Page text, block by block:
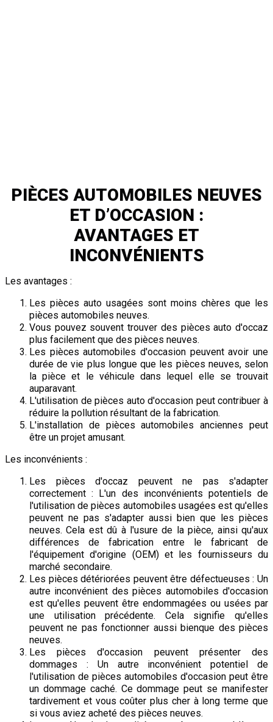
PIÈCES AUTOMOBILES NEUVES
ET D’OCCASION :
AVANTAGES ET
INCONVÉNIENTS
Les avantages :
Les pièces auto usagées sont moins chères que les
pièces automobiles neuves.
Vous pouvez souvent trouver des pièces auto d'occaz
plus facilement que des pièces neuves.
Les pièces automobiles d'occasion peuvent avoir une
durée de vie plus longue que les pièces neuves, selon
la pièce et le véhicule dans lequel elle se trouvait
auparavant.
L'utilisation de pièces auto d'occasion peut contribuer à
réduire la pollution résultant de la fabrication.
L'installation de pièces automobiles anciennes peut
être un projet amusant.
Les inconvénients :
Les pièces d'occaz peuvent ne pas s'adapter
correctement : L'un des inconvénients potentiels de
l'utilisation de pièces automobiles usagées est qu'elles
peuvent ne pas s'adapter aussi bien que les pièces
neuves. Cela est dû à l'usure de la pièce, ainsi qu'aux
différences de fabrication entre le fabricant de
l'équipement d'origine (OEM) et les fournisseurs du
marché secondaire.
Les pièces détériorées peuvent être défectueuses : Un
autre inconvénient des pièces automobiles d'occasion
est qu'elles peuvent être endommagées ou usées par
une utilisation précédente. Cela signifie qu'elles
peuvent ne pas fonctionner aussi bienque des pièces
neuves.
Les pièces d'occasion peuvent présenter des
dommages : Un autre inconvénient potentiel de
l'utilisation de pièces automobiles d'occasion peut être
un dommage caché. Ce dommage peut se manifester
tardivement et vous coûter plus cher à long terme que
si vous aviez acheté des pièces neuves.